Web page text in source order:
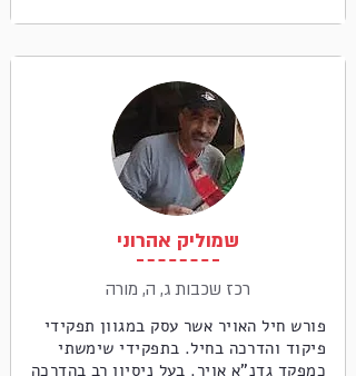
שמוליק אהרוני
רכז שכבות ג, ה, מורה
פורש חיל האויר אשר עסק במגוון תפקידי
פיקוד והדרכה בחיל. בתפקידי שימשתי
כמפקד גדנ"א אויר. בעל ניסיון רב בהדרכה